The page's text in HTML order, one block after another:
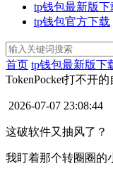
tp钱包最新版下
tp钱包官方下载
首页 tp钱包最新版下
TokenPocket打不开
2026-07-07 23:08:44
这破软件又抽风了？
我盯着那个转圈圈的